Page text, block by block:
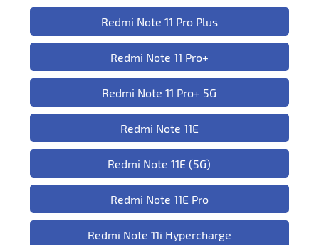
Redmi Note 11 Pro Plus
Redmi Note 11 Pro+
Redmi Note 11 Pro+ 5G
Redmi Note 11E
Redmi Note 11E (5G)
Redmi Note 11E Pro
Redmi Note 11i Hypercharge